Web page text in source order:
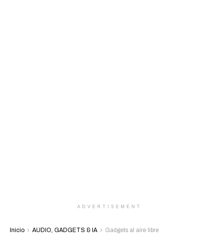
ADVERTISEMENT
Inicio AUDIO, GADGETS & IA Gadgets al aire libre